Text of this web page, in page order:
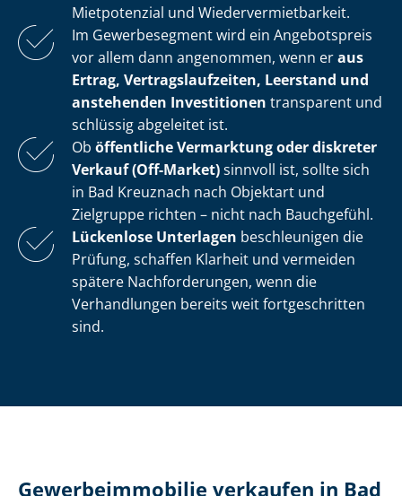
Mietpotenzial und Wie­der­ver­miet­bar­keit.
Im Gewerbesegment wird ein Angebotspreis
vor allem dann angenommen, wenn eraus
Ertrag, Ver­trags­lauf­zei­ten, Leerstand und
anstehenden Investitionen transparent und
schlüssig abgeleitet ist.
Ob öffentliche Vermarktung oder diskreter
Verkauf (Off-Market)sinnvoll ist, sollte sich
in Bad Kreuznach nach Objektart und
Zielgruppe richten – nicht nach Bauchgefühl.
Lückenlose Unterlagen beschleunigen die
Prüfung, schaffen Klarheit und vermeiden
spätere Nachforderungen, wenn die
Verhandlungen bereits weit fortgeschritten
sind.
Ge­wer­be­im­mo­bi­lie verkaufen in Bad